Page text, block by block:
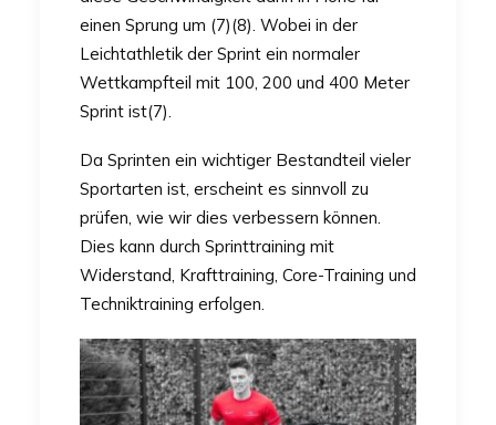
einen Sprung um (7)(8). Wobei in der
Leichtathletik der Sprint ein normaler
Wettkampfteil mit 100, 200 und 400 Meter
Sprint ist(7).
Da Sprinten ein wichtiger Bestandteil vieler
Sportarten ist, erscheint es sinnvoll zu
prüfen, wie wir dies verbessern können.
Dies kann durch Sprinttraining mit
Widerstand, Krafttraining, Core-Training und
Techniktraining erfolgen.